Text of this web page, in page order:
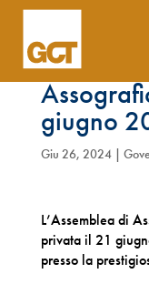
giugno
Giu 26, 2024|
L’Assemblea di
privata il 21
presso la